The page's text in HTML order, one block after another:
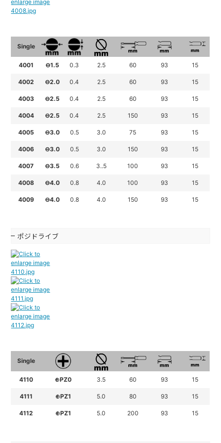
Single
4001 ⊖1.5 0.3 2.5 60 93 15
4002 ⊖2.0 0.4 2.5 60 93 15
4003 ⊖2.5 0.4 2.5 60 93 15
4004 ⊖2.5 0.4 2.5 150 93 15
4005 ⊖3.0 0.5 3.0 75 93 15
4006 ⊖3.0 0.5 3.0 150 93 15
4007 ⊖3.5 0.6 3..5 100 93 15
4008 ⊖4.0 0.8 4.0 100 93 15
4009 ⊖4.0 0.8 4.0 150 93 15
ポジドライブ
Single
4110 ⊕PZ0 3.5 60 93 15
4111 ⊕PZ1 5.0 80 93 15
4112 ⊕PZ1 5.0 200 93 15